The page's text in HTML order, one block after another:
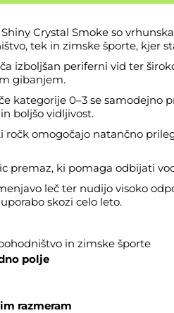
Crystal Smoke so
tek in zimske športe, kjer
izboljšan periferni vid ter
gibanjem.
kategorije 0–3 se samodejno
boljšo vidljivost.
omogočajo natančno
premaz, ki pomaga odbijati
leč ter nudijo visoko
skozi celo leto.
in zimske športe
polje
razmeram